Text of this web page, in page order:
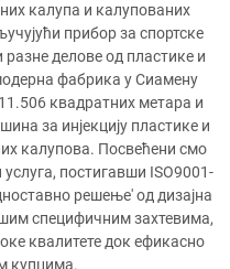
калупа и калупованих
прибор за спортске
делове од пластике и
фабрика у Сиамену
квадратних метара и
за инјекцију пластике и
калупова. Посвећени смо
постигавши ISO9001-
решење' од дизајна
специфичним захтевима,
квалитете док ефикасно
купцима.